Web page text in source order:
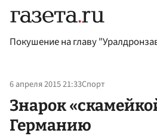
Покушение на главу
6 апреля 2015 21:33Спорт
Знарок
Германию